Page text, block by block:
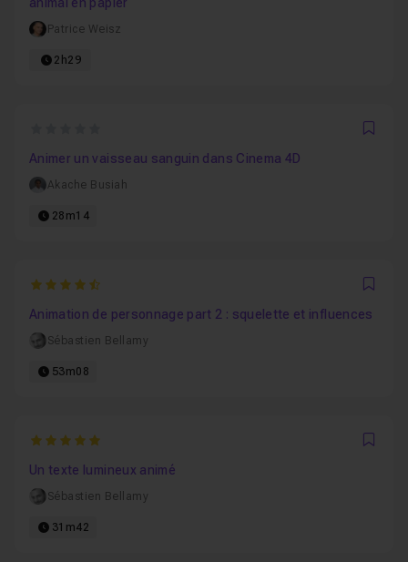
Patrice Weisz
2h29
Animer un vaisseau sanguin dans Cinema 4D
Akache Busiah
28m14
4.4
Animation de personnage part 2 : squelette et influences
Sébastien Bellamy
53m08
5
Un texte lumineux animé
Sébastien Bellamy
31m42